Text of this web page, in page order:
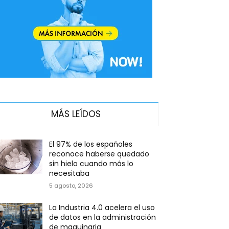
MÁS LEÍDOS
El 97% de los españoles
reconoce haberse quedado
sin hielo cuando más lo
necesitaba
5 agosto, 2026
La Industria 4.0 acelera el uso
de datos en la administración
de maquinaria